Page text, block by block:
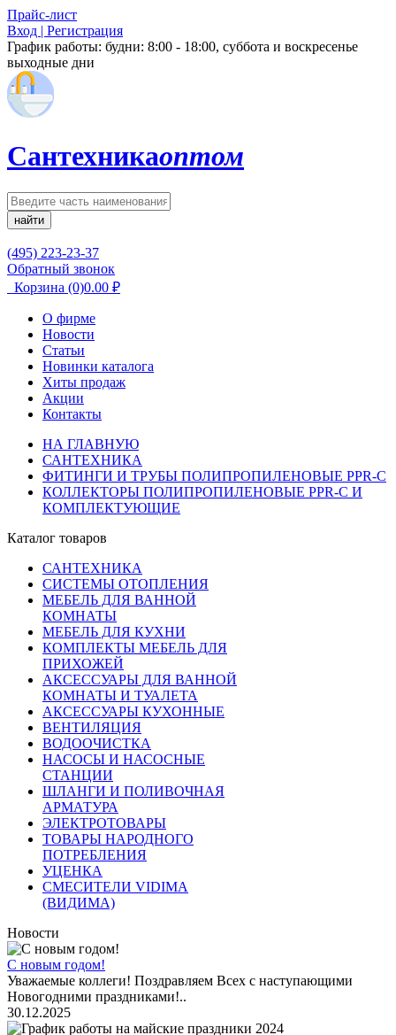
Прайс-лист
Вход | Регистрация
График работы: будни: 8:00 - 18:00, суббота и воскресенье
выходные дни
Сантехникаоптом
найти
(495) 223-23-37
Обратный звонок
Корзина (0)0.00 ₽
О фирме
Новости
Статьи
Новинки каталога
Хиты продаж
Акции
Контакты
НА ГЛАВНУЮ
САНТЕХНИКА
ФИТИНГИ И ТРУБЫ ПОЛИПРОПИЛЕНОВЫЕ PPR-C
КОЛЛЕКТОРЫ ПОЛИПРОПИЛЕНОВЫЕ PPR-C И
КОМПЛЕКТУЮЩИЕ
Каталог товаров
САНТЕХНИКА
СИСТЕМЫ ОТОПЛЕНИЯ
МЕБЕЛЬ ДЛЯ ВАННОЙ
КОМНАТЫ
МЕБЕЛЬ ДЛЯ КУХНИ
КОМПЛЕКТЫ МЕБЕЛЬ ДЛЯ
ПРИХОЖЕЙ
АКСЕССУАРЫ ДЛЯ ВАННОЙ
КОМНАТЫ И ТУАЛЕТА
АКСЕССУАРЫ КУХОННЫЕ
ВЕНТИЛЯЦИЯ
ВОДООЧИСТКА
НАСОСЫ И НАСОСНЫЕ
СТАНЦИИ
ШЛАНГИ И ПОЛИВОЧНАЯ
АРМАТУРА
ЭЛЕКТРОТОВАРЫ
ТОВАРЫ НАРОДНОГО
ПОТРЕБЛЕНИЯ
УЦЕНКА
СМЕСИТЕЛИ VIDIMA
(ВИДИМА)
Новости
С новым годом!
Уважаемые коллеги! Поздравляем Всех с наступающими
Новогодними праздниками!..
30.12.2025